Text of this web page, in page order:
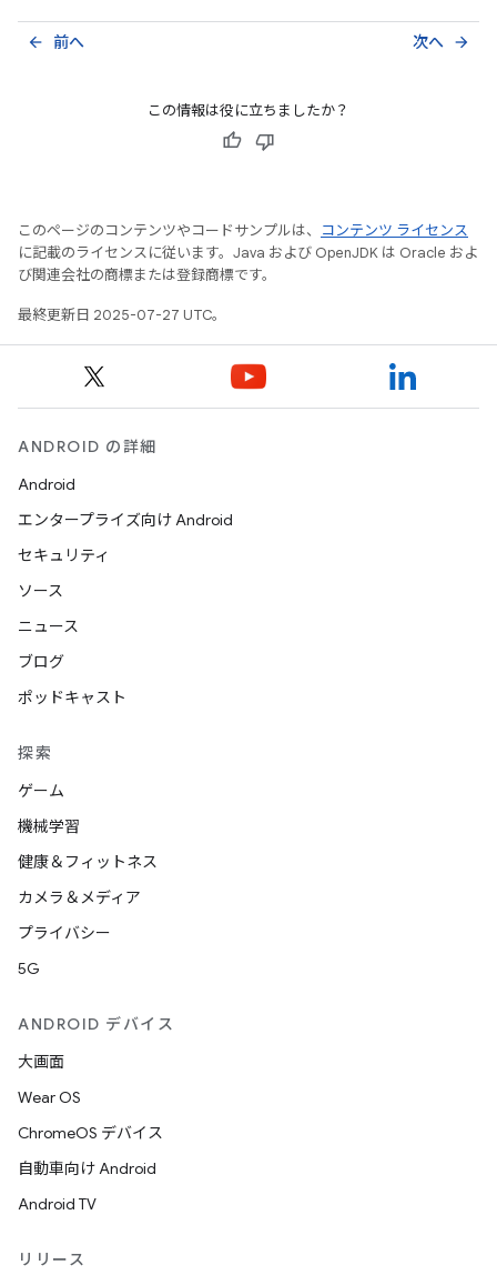
前へ
arrow_back 次へ arrow_forward
この情報は役に立ちましたか？
このページのコンテンツやコードサンプルは、
コンテンツ ライセンス
に記載のライセンスに従います。Java および OpenJDK は Oracle およ
び関連会社の商標または登録商標です。
最終更新日 2025-07-27 UTC。
ANDROID の詳細
Android
エンタープライズ向け Android
セキュリティ
ソース
ニュース
ブログ
ポッドキャスト
探索
ゲーム
機械学習
健康＆フィットネス
カメラ＆メディア
プライバシー
5G
ANDROID デバイス
大画面
Wear OS
ChromeOS デバイス
自動車向け Android
Android TV
リリース